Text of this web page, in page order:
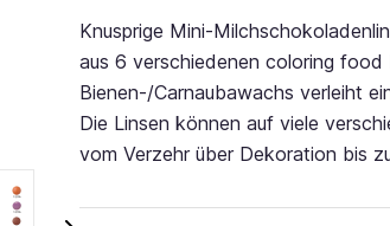
Knusprige Mini-
aus 6 verschiedenen coloring food
Bienen-/Carnaubawachs verleiht
Die Linsen können auf viele
vom Verzehr über Dekoration bis